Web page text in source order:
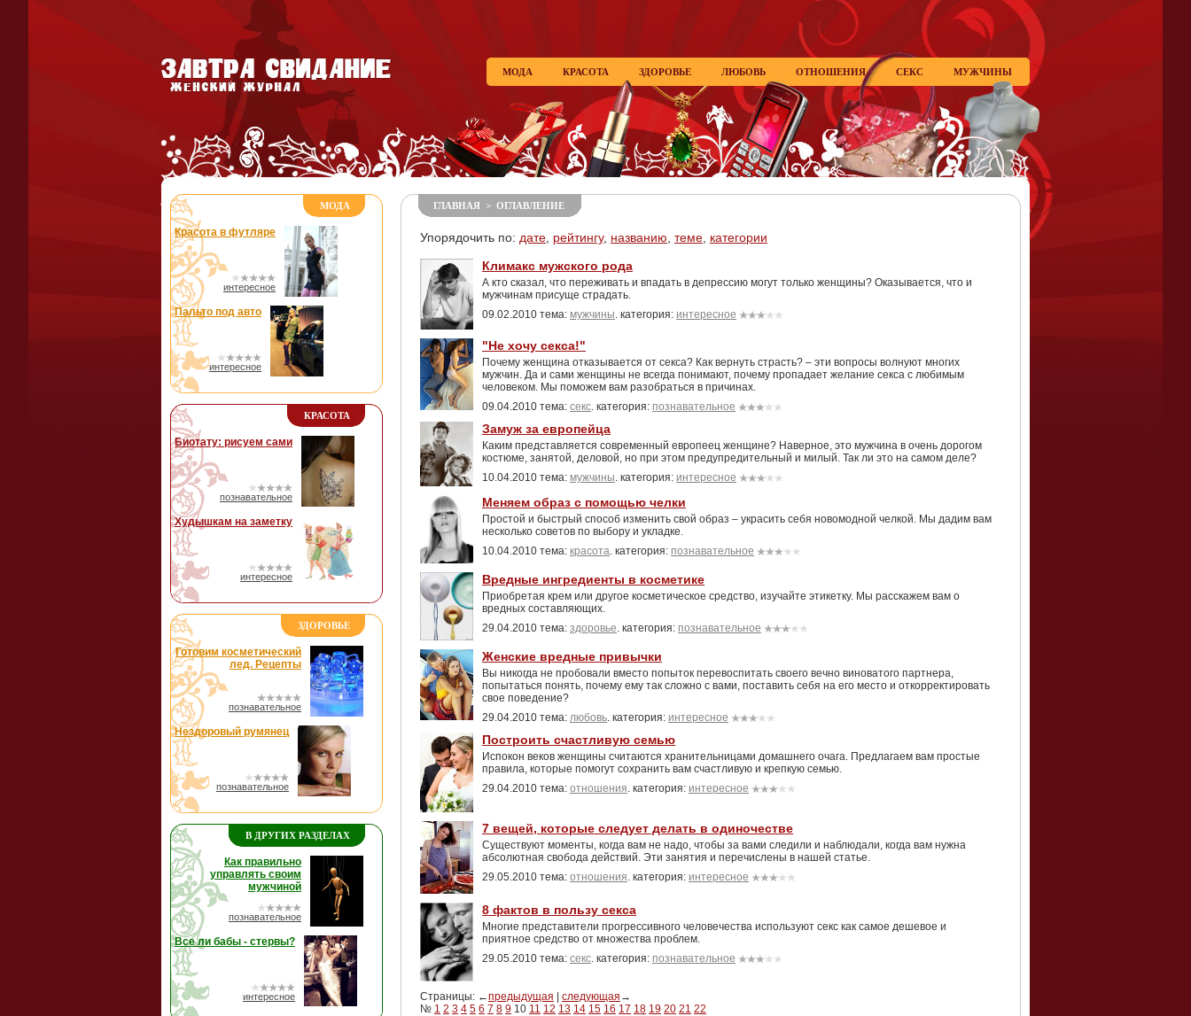
МОДА КРАСОТА ЗДОРОВЬЕ ЛЮБОВЬ ОТНОШЕНИЯ СЕКС МУЖЧИНЫ
МОДА
Красота в футляре
интересное
Пальто под авто
интересное
КРАСОТА
Биотату: рисуем сами
познавательное
Худышкам на заметку
интересное
ЗДОРОВЬЕ
Готовим косметический
лед. Рецепты
познавательное
Нездоровый румянец
познавательное
В ДРУГИХ РАЗДЕЛАХ
Как правильно
управлять своим
мужчиной
познавательное
Все ли бабы - стервы?
интересное
ГЛАВНАЯ > ОГЛАВЛЕНИЕ
Упорядочить по: дате рейтингу, названию теме категории
Климакс мужского рода
А кто сказал, что переживать и впадать в депрессию могут только женщины? Оказывается, что и
мужчинам присуще страдать.
09.02.2010 тема: мужчины. категория: интересное
"Не хочу секса!"
Почему женщина отказывается от секса? Как вернуть страсть? – эти вопросы волнуют многих
мужчин. Да и сами женщины не всегда понимают, почему пропадает желание секса с любимым
человеком. Мы поможем вам разобраться в причинах.
09.04.2010 тема: секс. категория: познавательное
Замуж за европейца
Каким представляется современный европеец женщине? Наверное, это мужчина в очень дорогом
костюме, занятой, деловой, но при этом предупредительный и милый. Так ли это на самом деле?
10.04.2010 тема: мужчины. категория: интересное
Меняем образ с помощью челки
Простой и быстрый способ изменить свой образ – украсить себя новомодной челкой. Мы дадим вам
несколько советов по выбору и укладке.
10.04.2010 тема: красота. категория: познавательное
Вредные ингредиенты в косметике
Приобретая крем или другое косметическое средство, изучайте этикетку. Мы расскажем вам о
вредных составляющих.
29.04.2010 тема: здоровье. категория: познавательное
Женские вредные привычки
Вы никогда не пробовали вместо попыток перевоспитать своего вечно виноватого партнера,
попытаться понять, почему ему так сложно с вами, поставить себя на его место и откорректировать
свое поведение?
29.04.2010 тема: любовь. категория: интересное
Построить счастливую семью
Испокон веков женщины считаются хранительницами домашнего очага. Предлагаем вам простые
правила, которые помогут сохранить вам счастливую и крепкую семью.
29.04.2010 тема: отношения. категория: интересное
7 вещей, которые следует делать в одиночестве
Существуют моменты, когда вам не надо, чтобы за вами следили и наблюдали, когда вам нужна
абсолютная свобода действий. Эти занятия и перечислены в нашей статье.
29.05.2010 тема: отношения. категория: интересное
8 фактов в пользу секса
Многие представители прогрессивного человечества используют секс как самое дешевое и
приятное средство от множества проблем.
29.05.2010 тема: секс. категория: познавательное
Страницы: ←предыдущая следующая →
№ 1 2 3 4 5 6 7 8 9 10 11 12 13 14 15 16 17 18 19 20 21 22